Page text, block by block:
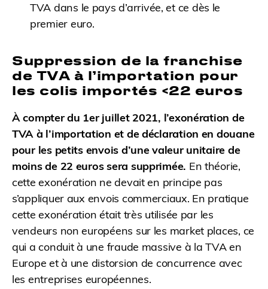
TVA dans le pays d’arrivée, et ce dès le
premier euro.
Suppression de la franchise
de TVA à l’importation pour
les colis importés <22 euros
À compter du 1er juillet 2021, l’exonération de
TVA à l’importation et de déclaration en douane
pour les petits envois d’une valeur unitaire de
moins de 22 euros sera supprimée. En théorie,
cette exonération ne devait en principe pas
s’appliquer aux envois commerciaux. En pratique
cette exonération était très utilisée par les
vendeurs non européens sur les market places, ce
qui a conduit à une fraude massive à la TVA en
Europe et à une distorsion de concurrence avec
les entreprises européennes.